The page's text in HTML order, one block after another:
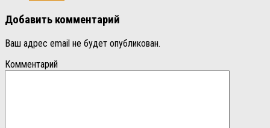
Добавить комментарий
Ваш адрес email не будет опубликован.
Комментарий